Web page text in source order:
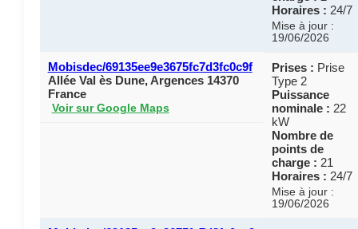
Horaires : 24/7
Mise à jour :
19/06/2026
Mobisdec/69135ee9e3675fc7d3fc0c9f
Allée Val ès Dune, Argences 14370
France
Voir sur Google Maps
Prises : Prise
Type 2
Puissance
nominale : 22
kW
Nombre de
points de
charge : 21
Horaires : 24/7
Mise à jour :
19/06/2026